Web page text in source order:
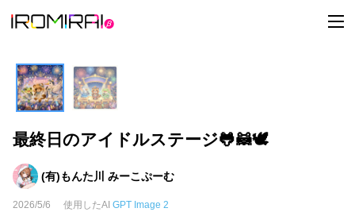
t
o
最終日のアイドルステージ🐸🦝🕊️
(有)もんた川 みーこぷーむ
2026/5/6 使用したAI GPT Image 2